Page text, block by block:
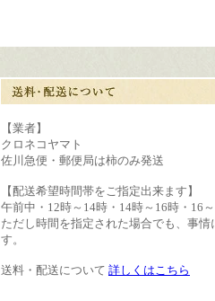
【業者】
クロネコヤマト
佐川急便・郵便局は柿のみ発送
【配送希望時間帯をご指定出来ます】
午前中・12時～14時・14時～16時・16
ただし時間を指定された場合でも、事
す。
送料・配送について 詳しくはこちら